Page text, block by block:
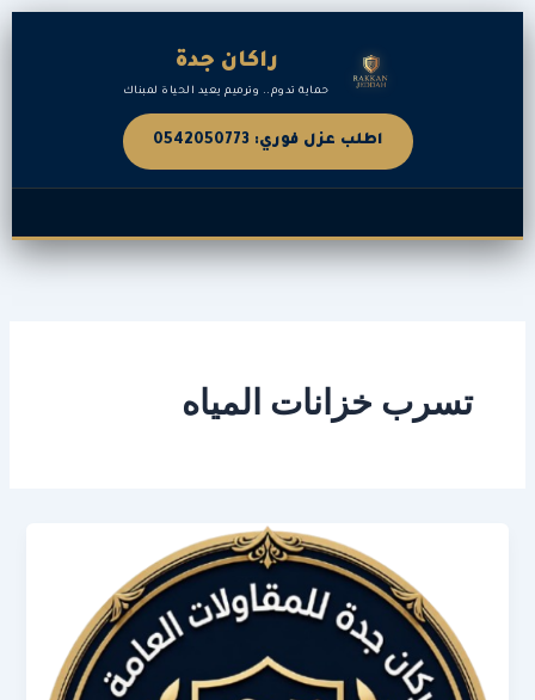
تخطي
راكان جدة
حماية تدوم.. وترميم يعيد الحياة لمبناك
اطلب عزل فوري: 0542050773
تسرب خزانات المياه